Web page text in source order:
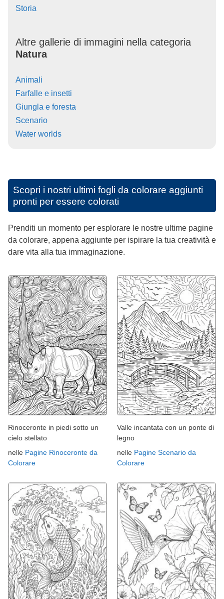
Storia
Altre gallerie di immagini nella categoria
Natura
Animali
Farfalle e insetti
Giungla e foresta
Scenario
Water worlds
Scopri i nostri ultimi fogli da colorare aggiunti
pronti per essere colorati
Prenditi un momento per esplorare le nostre ultime pagine
da colorare, appena aggiunte per ispirare la tua creatività e
dare vita alla tua immaginazione.
Rinoceronte in piedi sotto un
cielo stellato
nelle Pagine Rinoceronte da
Colorare
Valle incantata con un ponte di
legno
nelle Pagine Scenario da
Colorare